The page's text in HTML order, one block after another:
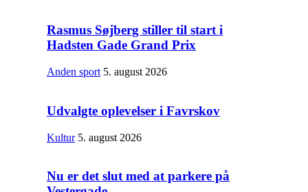
Rasmus Søjberg stiller til start i
Hadsten Gade Grand Prix
Anden sport 5. august 2026
Udvalgte oplevelser i Favrskov
Kultur 5. august 2026
Nu er det slut med at parkere på